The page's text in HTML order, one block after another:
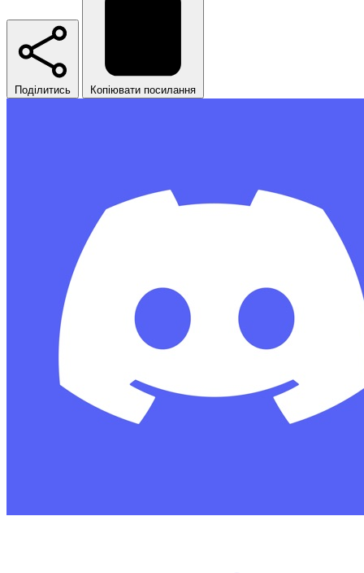
Поділитись Копіювати посилання